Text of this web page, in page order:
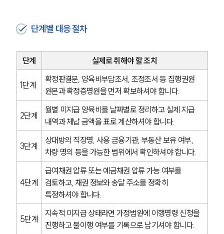
공지사항
법률 블로그
법률서식
뉴스레터/브로슈어
세미나
대륜법률상담예약
대륜법률상담예약
단계별 대응 절차
단계 실제로 취해야 할 조치
1단계
확정판결문, 양육비부담조서, 조정조서 등 집행권원
원본과 확정증명원을 먼저 확보하셔야 합니다.
2단계
월별 미지급 양육비를 날짜별로 정리하고 실제 지급
내역과 체납 금액을 표로 계산하셔야 합니다.
3단계
상대방의 직장명, 사용 금융기관, 부동산 보유 여부,
차량 명의 등을 가능한 범위에서 확인하셔야 합니다.
4단계
급여채권 압류 또는 예금채권 압류 가능 여부를
검토하고, 채권 정보와 송달 주소를 정확히
특정하셔야 합니다.
5단계
지속적 미지급 상태라면 가정법원에 이행명령 신청을
진행하고 불이행 여부를 기록으로 남기셔야 합니다.